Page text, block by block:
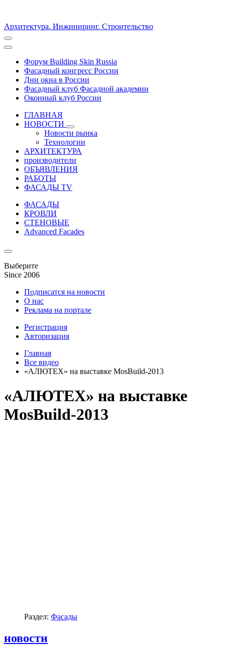
Архитектура. Инжиниринг. Строительство
Форум Building Skin Russia
Фасадный конгресс России
Дни окна в России
Фасадный клуб Фасадной академии
Оконный клуб России
ГЛАВНАЯ
НОВОСТИ
Новости рынка
Технологии
АРХИТЕКТУРА
производители
ОБЪЯВЛЕНИЯ
РАБОТЫ
ФАСАДЫ TV
ФАСАДЫ
КРОВЛИ
СТЕНОВЫЕ
Advanced Facades
Выберите
Since 2006
Подписатся на новости
О нас
Реклама на портале
Регистрация
Авторизация
Главная
Все видео
«АЛЮТЕХ» на выставке MosBuild-2013
«АЛЮТЕХ» на выставке
MosBuild-2013
Раздел: Фасады
новости